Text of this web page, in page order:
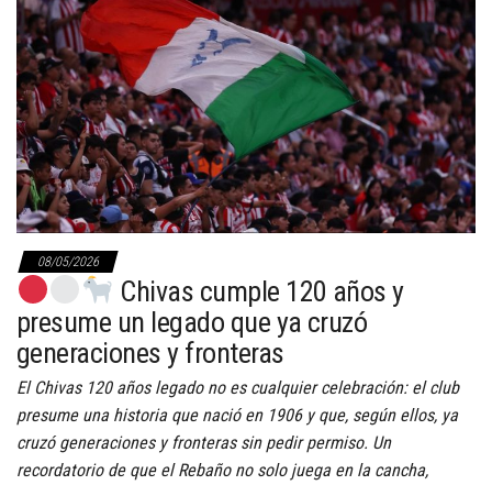
08/05/2026
Chivas cumple 120 años y
presume un legado que ya cruzó
generaciones y fronteras
El Chivas 120 años legado no es cualquier celebración: el club
presume una historia que nació en 1906 y que, según ellos, ya
cruzó generaciones y fronteras sin pedir permiso. Un
recordatorio de que el Rebaño no solo juega en la cancha,